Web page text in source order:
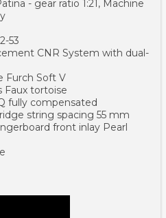
- gear ratio 1:21, Machine
53
CNR System with dual-
Furch Soft V
Faux tortoise
fully compensated
string spacing 55 mm
front inlay Pearl